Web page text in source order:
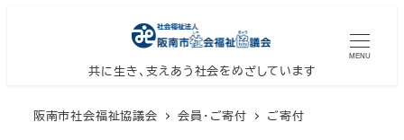
共に生き、支えあう社会をめざしています
MENU
阪南市社会福祉協議会 会員・ご寄付 ご寄付